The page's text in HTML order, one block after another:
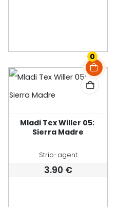
0
Mladi Tex Willer 05:
Sierra Madre
Strip-agent
3.90 €